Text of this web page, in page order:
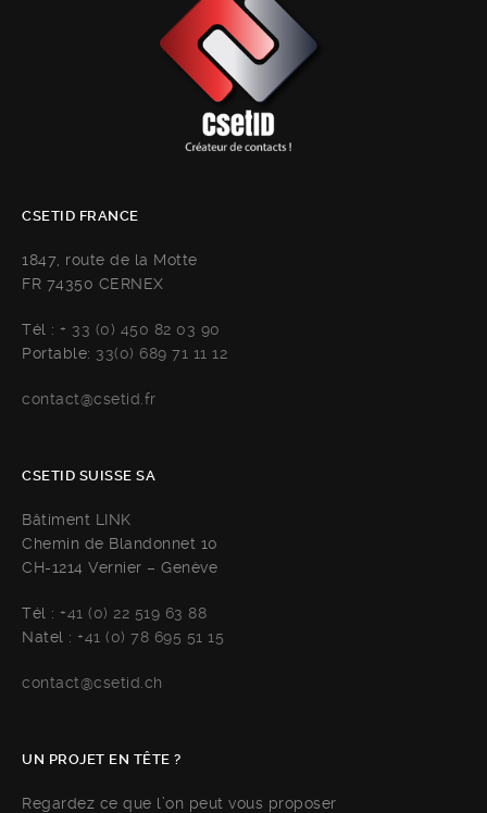
CSETID FRANCE
1847, route de la Motte
FR 74350 CERNEX
Tél : + 33 (0) 450 82 03 90
Portable: 33(0) 689 71 11 12
contact@csetid.fr
CSETID SUISSE SA
Bâtiment LINK
Chemin de Blandonnet 10
CH-1214 Vernier – Genève
Tél : +41 (0) 22 519 63 88
Natel : +41 (0) 78 695 51 15
contact@csetid.ch
UN PROJET EN TÊTE ?
Regardez ce que l’on peut vous proposer